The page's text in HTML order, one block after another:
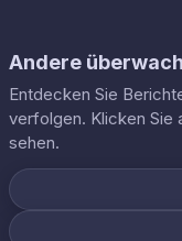
Andere
Entdecken Sie
verfolgen. Klicken Sie
sehen.